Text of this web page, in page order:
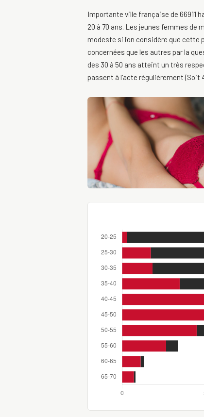
Importante ville française de 66911
20 à 70 ans. Les jeunes femmes de
modeste si l'on considère que cette
concernées que les autres par la
des 30 à 50 ans atteint un très
passent à l'acte régulièrement (Soit